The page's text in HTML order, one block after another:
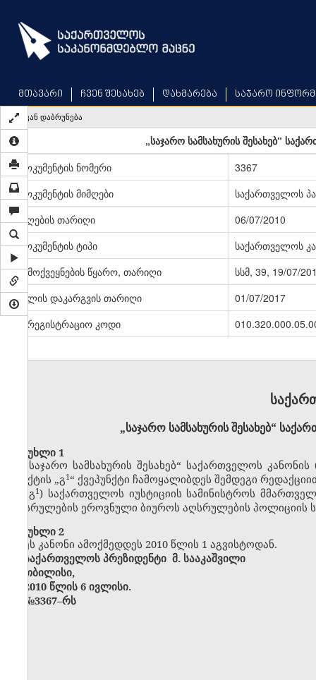
main
content
მთავარი ჩვენ შესახებ დახმარება საჯარო
უკან დაბრუნება
„საჯარო სამსახურის შესახებ“
დოკუმენტის ნომერი
3367
დოკუმენტის მიმღები
საქართველოს
მიღების თარიღი
06/07/2010
დოკუმენტის ტიპი
საქართველოს
გამოქვეყნების წყარო, თარიღი
სსმ, 39, 19/07/
ძალის დაკარგვის თარიღი
01/07/2017
სარეგისტრაციო კოდი
„საჯარო სამსახურის შესახებ“
მუხლი 1
„საჯარო სამსახურის შესახებ“ საქართველოს
პუნქტის „გ​1“ ქვეპუნქტი ჩამოყალიბდეს შემდეგი
„გ​1) საქართველოს იუსტიციის სამინისტროს
აღსრულების ეროვნული ბიუროს აღსრულების პოლიციის
მუხლი 2
ეს კანონი ამოქმედდეს 2010 წლის 1 აგვისტოდან.
საქართველოს პრეზიდენტი მ. სააკაშვილი
თბილისი,
2010 წლის 6 ივლისი.
№3367–რს